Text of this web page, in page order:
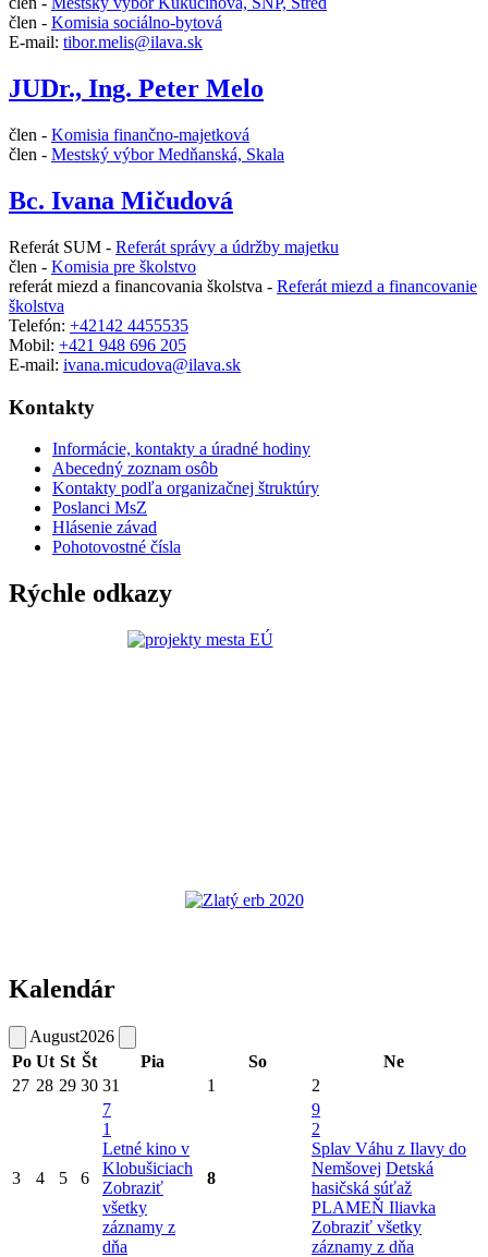
člen - Komisia sociálno-bytová
E-mail: tibor.melis@ilava.sk
JUDr., Ing. Peter Melo
člen - Komisia finančno-majetková
člen - Mestský výbor Medňanská, Skala
Bc. Ivana Mičudová
Referát SUM - Referát správy a údržby majetku
člen - Komisia pre školstvo
referát miezd a financovania školstva - Referát miezd a financovanie
školstva
Telefón: +42142 4455535
Mobil: +421 948 696 205
E-mail: ivana.micudova@ilava.sk
Kontakty
Informácie, kontakty a úradné hodiny
Abecedný zoznam osôb
Kontakty podľa organizačnej štruktúry
Poslanci MsZ
Hlásenie závad
Pohotovostné čísla
Rýchle odkazy
Kalendár
August2026
Po Ut St Št Pia So
Ne
27 28 29 30 31 1 2
3 4 5 6
7
1
Letné kino v
Klobušiciach
Zobraziť
všetky
záznamy z
dňa
8
9
2
Splav Váhu z Ilavy do
Nemšovej Detská
hasičská súťaž
PLAMEŇ Iliavka
Zobraziť všetky
záznamy z dňa